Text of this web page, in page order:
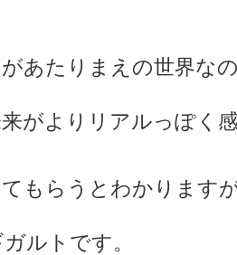
あたりまえの世界な
がよりリアルっぽく
もらうとわかります
ルトです。